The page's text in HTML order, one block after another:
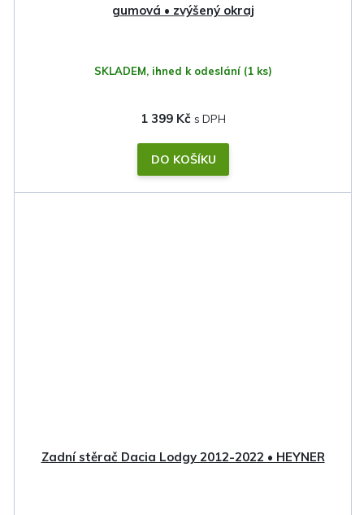
gumová • zvýšený okraj
SKLADEM, ihned k odeslání (1 ks)
1 399 Kč
DO KOŠÍKU
Zadní stěrač Dacia Lodgy 2012-2022 • HEYNER